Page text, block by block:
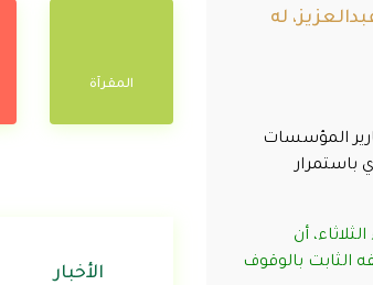
له
المؤسسات
باستمرار
أن
الثابت بالوقوف
المقرآة
الأخبار